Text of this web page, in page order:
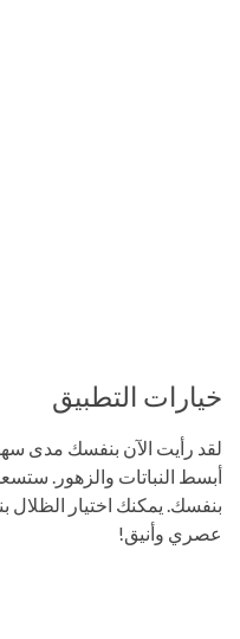
خيارات التطبيق
لقد رأيت الآن بنفسك مدى
أبسط النباتات والزهور.
بنفسك. يمكنك اختيار الظلال
عصري وأنيق!